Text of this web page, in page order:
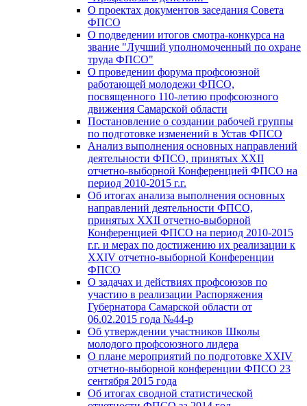
О проектах документов заседания Совета
ФПСО
О подведении итогов смотра-конкурса на
звание "Лучший уполномоченный по охране
труда ФПСО"
О проведении форума профсоюзной
работающей молодежи ФПСО,
посвященного 110-летию профсоюзного
движения Самарской области
Постановление о создании рабочей группы
по подготовке изменений в Устав ФПСО
Анализ выполнения основных направлений
деятельности ФПСО, принятых XXII
отчетно-выборной Конференцией ФПСО на
период 2010-2015 г.г.
Об итогах анализа выполнения основных
направлений деятельности ФПСО,
принятых XXII отчетно-выборной
Конференцией ФПСО на период 2010-2015
г.г. и мерах по достижению их реализации к
XXIV отчетно-выборной Конференции
ФПСО
О задачах и действиях профсоюзов по
участию в реализации Распоряжения
Губернатора Самарской области от
06.02.2015 года №44-р
Об утверждении участников Школы
молодого профсоюзного лидера
О плане мероприятий по подготовке XXIV
отчетно-выборной конференции ФПСО 23
сентября 2015 года
Об итогах сводной статистической